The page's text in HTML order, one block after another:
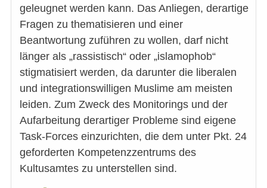
geleugnet werden kann. Das Anliegen, derartige
Fragen zu thematisieren und einer
Beantwortung zuführen zu wollen, darf nicht
länger als „rassistisch“ oder „islamophob“
stigmatisiert werden, da darunter die liberalen
und integrationswilligen Muslime am meisten
leiden. Zum Zweck des Monitorings und der
Aufarbeitung derartiger Probleme sind eigene
Task-Forces einzurichten, die dem unter Pkt. 24
geforderten Kompetenzzentrums des
Kultusamtes zu unterstellen sind.